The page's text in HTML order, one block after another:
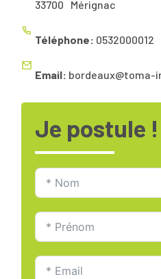
Mérignac
33700
Téléphone: 0532000012
Email: bordeaux@toma-
Je postule !